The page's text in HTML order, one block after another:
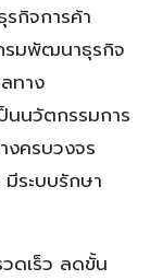
กิจการค้า
รมพัฒนาธุรกิจ
ทาง
นวัตกรรมการ
งครบวงจร
ระบบรักษา
ดเร็ว ลดขั้น